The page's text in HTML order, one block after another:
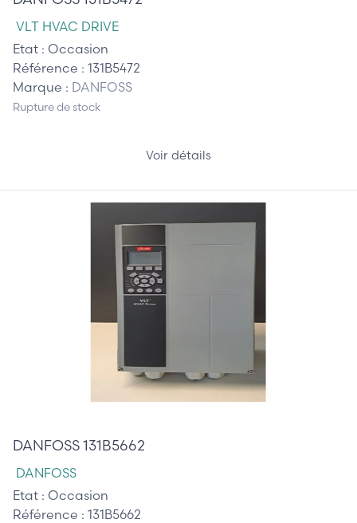
VLT HVAC DRIVE
Etat : Occasion
Référence : 131B5472
Marque : DANFOSS
Rupture de stock
Voir détails
DANFOSS 131B5662
DANFOSS
Etat : Occasion
Référence : 131B5662